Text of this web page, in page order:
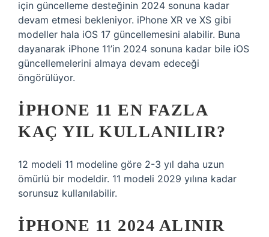
için güncelleme desteğinin 2024 sonuna kadar
devam etmesi bekleniyor. iPhone XR ve XS gibi
modeller hala iOS 17 güncellemesini alabilir. Buna
dayanarak iPhone 11’in 2024 sonuna kadar bile iOS
güncellemelerini almaya devam edeceği
öngörülüyor.
IPHONE 11 EN FAZLA
KAÇ YIL KULLANILIR?
12 modeli 11 modeline göre 2-3 yıl daha uzun
ömürlü bir modeldir. 11 modeli 2029 yılına kadar
sorunsuz kullanılabilir.
IPHONE 11 2024 ALINIR